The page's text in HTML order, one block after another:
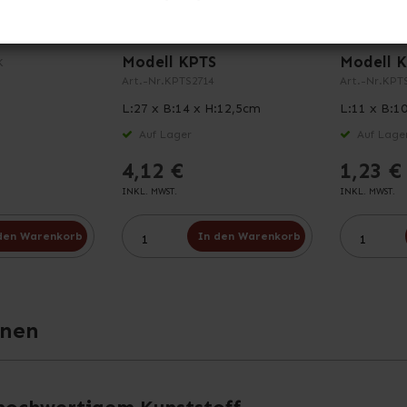
für
Warenkorb
Modell KPTS
Art.-Nr. KPTS2714
L:27 x B:14 x H:12,5cm
Auf Lager
4,12 €
INKL. MWST.
In den Warenkorb
Modell
Art.-Nr.
L:11 x
Auf Lager
1,23 €
INKL. MWST.